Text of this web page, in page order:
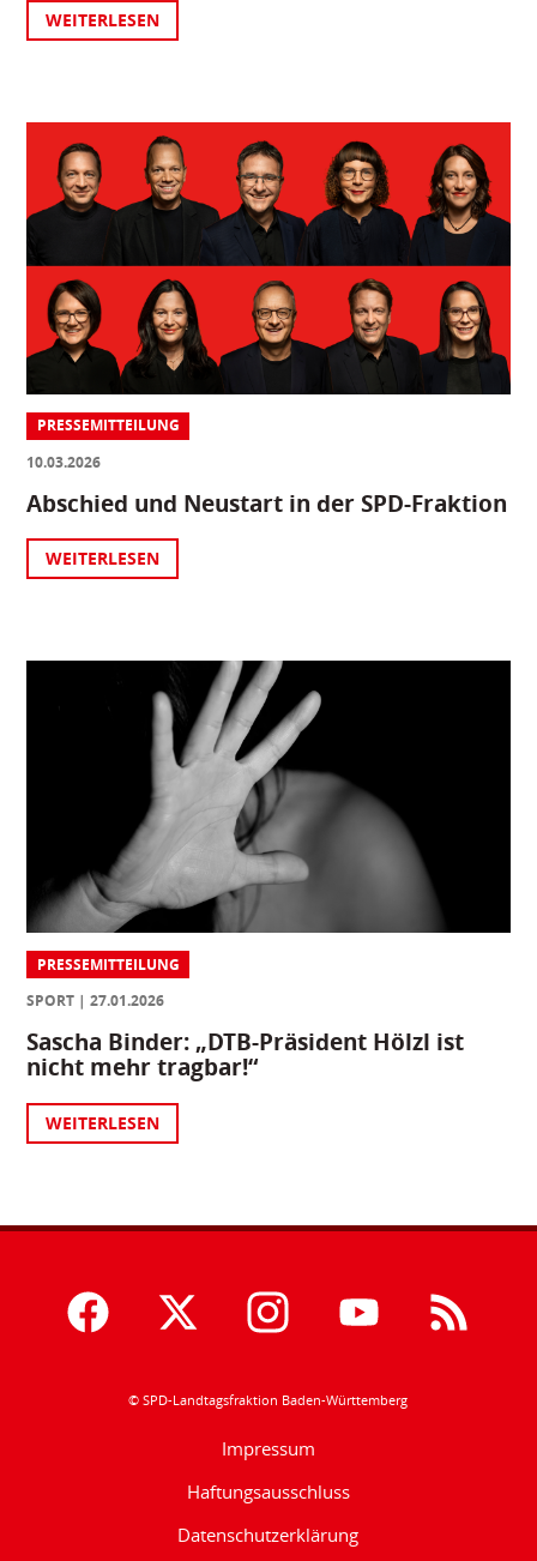
WEITERLESEN
PRESSEMITTEILUNG
10.03.2026
Abschied und Neustart in der SPD-Fraktion
WEITERLESEN
PRESSEMITTEILUNG
SPORT
27.01.2026
Sascha Binder: „DTB-Präsident Hölzl ist
nicht mehr tragbar!“
WEITERLESEN
© SPD-Landtagsfraktion Baden-Württemberg
Impressum
Haftungsausschluss
Datenschutzerklärung